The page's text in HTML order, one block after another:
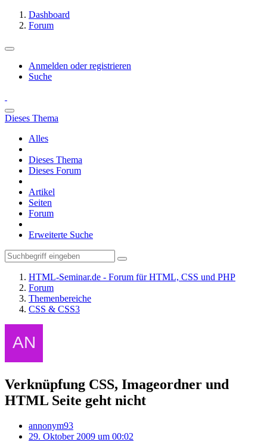
Dashboard
Forum
Anmelden oder registrieren
Suche
Dieses Thema
Alles
Dieses Thema
Dieses Forum
Artikel
Seiten
Forum
Erweiterte Suche
HTML-Seminar.de - Forum für HTML, CSS und PHP
Forum
Themenbereiche
CSS & CSS3
Verknüpfung CSS, Imageordner und
HTML Seite geht nicht
annonym93
29. Oktober 2009 um 00:02